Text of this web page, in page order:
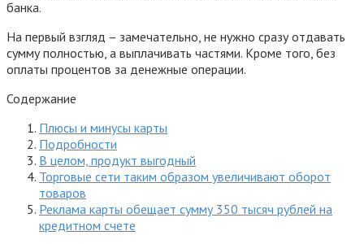
банка.
На первый взгляд – замечательно, не нужно сразу отдавать
сумму полностью, а выплачивать частями. Кроме того, без
оплаты процентов за денежные операции.
Содержание
Плюсы и минусы карты
Подробности
В целом, продукт выгодный
Торговые сети таким образом увеличивают оборот
товаров
Реклама карты обещает сумму 350 тысяч рублей на
кредитном счете